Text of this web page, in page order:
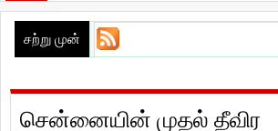
சற்று முன்
சென்னையின் முதல் தீவிர